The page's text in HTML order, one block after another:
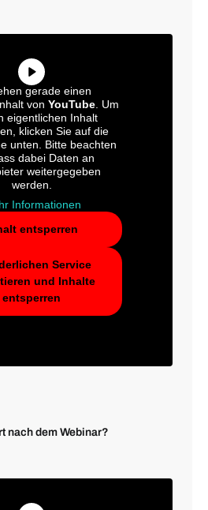
gerade einen
von YouTube . Um
eigentlichen Inhalt
klicken Sie auf die
unten. Bitte beachten
dabei Daten an
weitergegeben
werden.
Informationen
entsperren
Service
und Inhalte
entsperren
nach dem Webinar?